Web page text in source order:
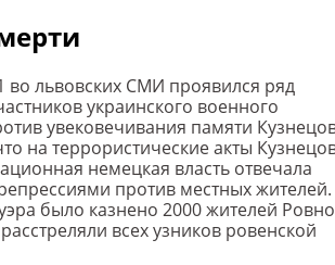
во львовских СМИ проявился ряд
украинского военного
увековечивания памяти
на террористические акты
немецкая власть отвечала
против местных жителей.
было казнено 2000 жителей
всех узников ровенской